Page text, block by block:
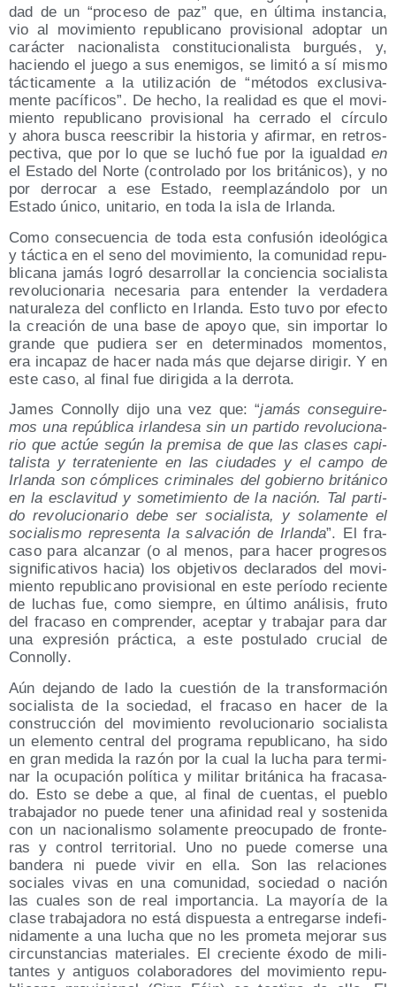
dad de un “pro­ce­so de paz” que, en últi­ma ins­tan­cia,
vio al movi­mien­to repu­bli­cano pro­vi­sio­nal adop­tar un
carác­ter nacio­na­lis­ta cons­ti­tu­cio­na­lis­ta bur­gués, y,
hacien­do el jue­go a sus enemi­gos, se limi­tó a sí mis­mo
tác­ti­ca­men­te a la uti­li­za­ción de “méto­dos exclu­si­va­
men­te pací­fi­cos”. De hecho, la reali­dad es que el movi­
mien­to repu­bli­cano pro­vi­sio­nal ha cerra­do el círcu­lo
y aho­ra bus­ca rees­cri­bir la his­to­ria y afir­mar, en retros­
pec­ti­va, que por lo que se luchó fue por la igual­dad en
el Esta­do del Nor­te (con­tro­la­do por los bri­tá­ni­cos), y no
por derro­car a ese Esta­do, reem­pla­zán­do­lo por un
Esta­do úni­co, uni­ta­rio, en toda la isla de Irlanda.
Como con­se­cuen­cia de toda esta con­fu­sión ideo­ló­gi­ca
y tác­ti­ca en el seno del movi­mien­to, la comu­ni­dad repu­
bli­ca­na jamás logró desa­rro­llar la con­cien­cia socia­lis­ta
revo­lu­cio­na­ria nece­sa­ria para enten­der la ver­da­de­ra
natu­ra­le­za del con­flic­to en Irlan­da. Esto tuvo por efec­to
la crea­ción de una base de apo­yo que, sin impor­tar lo
gran­de que pudie­ra ser en deter­mi­na­dos momen­tos,
era inca­paz de hacer nada más que dejar­se diri­gir. Y en
este caso, al final fue diri­gi­da a la derrota.
James Con­nolly dijo una vez que: “jamás con­se­gui­re­
mos una repú­bli­ca irlan­de­sa sin un par­ti­do revo­lu­cio­na­
rio que actúe según la pre­mi­sa de que las cla­ses capi­
ta­lis­ta y terra­te­nien­te en las ciu­da­des y el cam­po de
Irlan­da son cóm­pli­ces cri­mi­na­les del gobierno bri­tá­ni­co
en la escla­vi­tud y some­ti­mien­to de la nación. Tal par­ti­
do revo­lu­cio­na­rio debe ser socia­lis­ta, y sola­men­te el
socia­lis­mo repre­sen­ta la sal­va­ción de Irlan­da”. El fra­
ca­so para alcan­zar (o al menos, para hacer pro­gre­sos
sig­ni­fi­ca­ti­vos hacia) los obje­ti­vos decla­ra­dos del movi­
mien­to repu­bli­cano pro­vi­sio­nal en este perío­do recien­te
de luchas fue, como siem­pre, en últi­mo aná­li­sis, fru­to
del fra­ca­so en com­pren­der, acep­tar y tra­ba­jar para dar
una expre­sión prác­ti­ca, a este pos­tu­la­do cru­cial de
Connolly.
Aún dejan­do de lado la cues­tión de la trans­for­ma­ción
socia­lis­ta de la socie­dad, el fra­ca­so en hacer de la
cons­truc­ción del movi­mien­to revo­lu­cio­na­rio socia­lis­ta
un ele­men­to cen­tral del pro­gra­ma repu­bli­cano, ha sido
en gran medi­da la razón por la cual la lucha para ter­mi­
nar la ocu­pa­ción polí­ti­ca y mili­tar bri­tá­ni­ca ha fra­ca­sa­
do. Esto se debe a que, al final de cuen­tas, el pue­blo
tra­ba­ja­dor no pue­de tener una afi­ni­dad real y sos­te­ni­da
con un nacio­na­lis­mo sola­men­te preo­cu­pa­do de fron­te­
ras y con­trol terri­to­rial. Uno no pue­de comer­se una
ban­de­ra ni pue­de vivir en ella. Son las rela­cio­nes
socia­les vivas en una comu­ni­dad, socie­dad o nación
las cua­les son de real impor­tan­cia. La mayo­ría de la
cla­se tra­ba­ja­do­ra no está dis­pues­ta a entre­gar­se inde­fi­
ni­da­men­te a una lucha que no les pro­me­ta mejo­rar sus
cir­cuns­tan­cias mate­ria­les. El cre­cien­te éxo­do de mili­
tan­tes y anti­guos cola­bo­ra­do­res del movi­mien­to repu­